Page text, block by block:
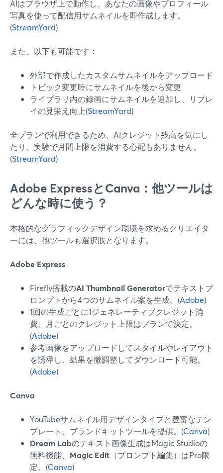
AIはブラウザ上で動作し、あなたの画像やプロフィール
写真を使って配信用サムネイルを即作成します。
(StreamYard)
また、以下も可能です：
外部で作成したカスタムサムネイルをアップロード
トピック変更時にサムネイルを後から変更
ライブラリ内の録画にサムネイルを追加し、リプレ
イの見栄え向上(StreamYard)
全プランで利用できるため、AIクレジット残高を気にし
たり、実験で月間上限を消費する心配もありません。
(StreamYard)
Adobe ExpressとCanva：他ツールは
どんな時に使う？
本格的なグラフィックデザイン環境を求めるクリエイタ
ーには、他ツールも選択肢となります。
Adobe Express
Firefly搭載のAI Thumbnail Generatorでテキストプ
ロンプトから4つのサムネイル案を生成。(Adobe)
1回の生成ごとに1ジェネレーティブクレジット消
費、月ごとのクレジット上限はプランで決定。
(Adobe)
参考画像をアップロードしてスタイルやレイアウト
を誘導し、結果を微調整してダウンロード可能。
(Adobe)
Canva
YouTubeサムネイル用デザインタイプと豊富なテン
プレート、ブランドキットツールを提供。(Canva)
Dream Labのテキスト画像生成はMagic Studioの
無料機能、 Magic Edit （プロンプト編集）はPro限
定。(Canva)